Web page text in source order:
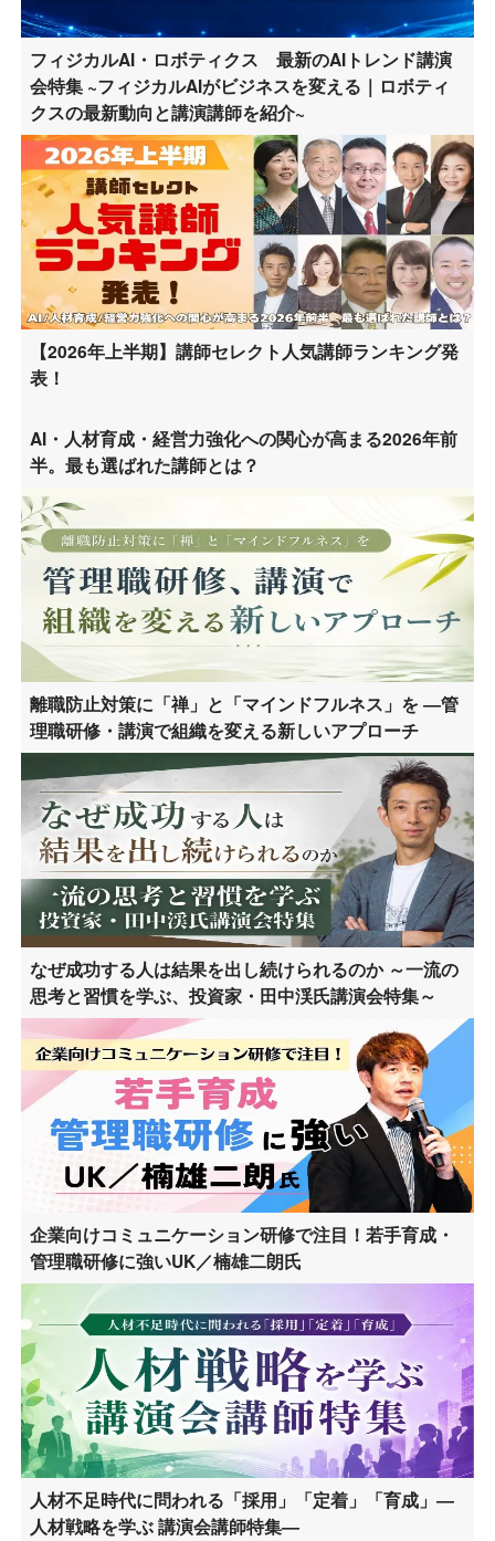
フィジカルAI・ロボティクス 最新のAIトレンド講演
会特集 ~フィジカルAIがビジネスを変える｜ロボティ
クスの最新動向と講演講師を紹介~
【2026年上半期】講師セレクト人気講師ランキング発
表！
AI・人材育成・経営力強化への関心が高まる2026年前
半。最も選ばれた講師とは？
離職防止対策に「禅」と「マインドフルネス」を ―管
理職研修・講演で組織を変える新しいアプローチ
なぜ成功する人は結果を出し続けられるのか ～一流の
思考と習慣を学ぶ、投資家・田中渓氏講演会特集～
企業向けコミュニケーション研修で注目！若手育成・
管理職研修に強いUK／楠雄二朗氏
人材不足時代に問われる「採用」「定着」「育成」―
人材戦略を学ぶ 講演会講師特集―